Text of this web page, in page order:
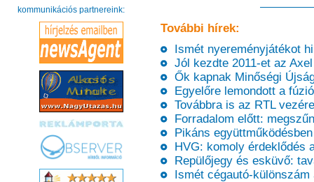
kommunikációs partnereink:
További hírek:
Ismét nyereményjátékot
Jól kezdte 2011-et az Axel
Ők kapnak Minőségi
Egyelőre lemondott a
Továbbra is az RTL
Forradalom előtt:
Pikáns együttműködésben
HVG: komoly érdeklődés
Repülőjegy és esküvő:
Ismét cégautó-különszám